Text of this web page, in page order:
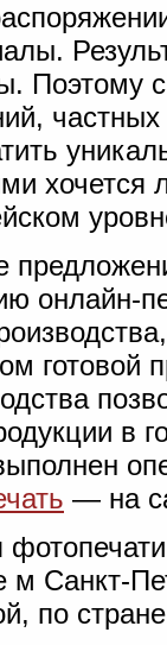
Поэтому
онлайн-
готовой
в
— на
м Санкт-
по